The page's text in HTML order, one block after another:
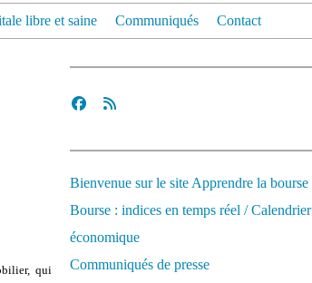
libre et saine Communiqués Contact
qui
Bienvenue sur le site Apprendre la bourse
Bourse : indices en temps réel / Calendrier
économique
Communiqués de presse